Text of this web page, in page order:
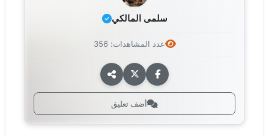
سلمى المالكي
عدد المشاهدات: 356
أضف تعليق